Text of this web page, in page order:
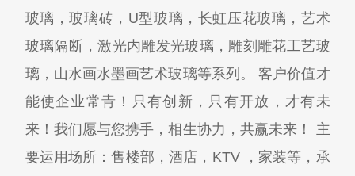
玻璃，玻璃砖，U型玻璃，长虹压花玻璃，艺术
玻璃隔断，激光内雕发光玻璃，雕刻雕花工艺玻
璃，山水画水墨画艺术玻璃等系列。 客户价值才
能使企业常青！只有创新，只有开放，才有未
来！我们愿与您携手，相生协力，共赢未来！ 主
要运用场所：售楼部，酒店，KTV ，家装等，承